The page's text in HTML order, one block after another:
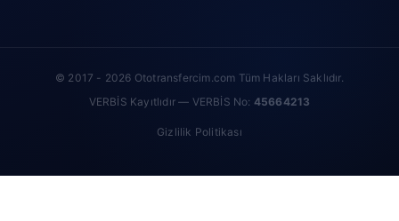
© 2017 - 2026 Ototransfercim.com Tüm Hakları Saklıdır.
VERBİS Kayıtlıdır — VERBİS No: 45664213
Gizlilik Politikası